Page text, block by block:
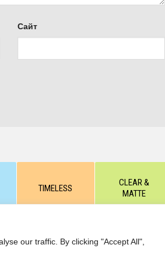
our traffic. By clicking "Accept All",
Сайт
TIMELESS
CLEAR &
MATTE
и ОТМЕНА ТОВАРА/ ПОЛИТИКА